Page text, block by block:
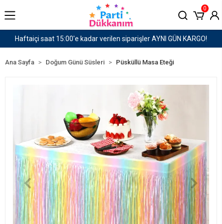
1500 TL ve Üzeri Kargo Ücretsiz!
0
Ana Sayfa Doğum Günü Süsleri Püsküllü Masa Eteği